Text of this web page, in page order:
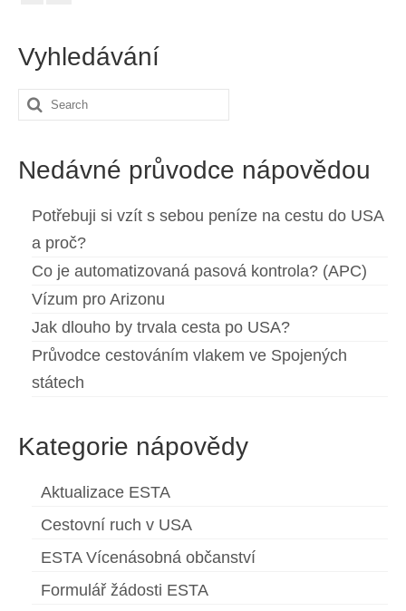
Vyhledávání
Search
Nedávné průvodce nápovědou
Potřebuji si vzít s sebou peníze na cestu do USA
a proč?
Co je automatizovaná pasová kontrola? (APC)
Vízum pro Arizonu
Jak dlouho by trvala cesta po USA?
Průvodce cestováním vlakem ve Spojených
státech
Kategorie nápovědy
Aktualizace ESTA
Cestovní ruch v USA
ESTA Vícenásobná občanství
Formulář žádosti ESTA